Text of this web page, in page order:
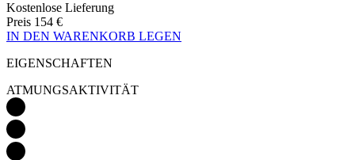
Kostenlose Lieferung
Preis 154 €
IN DEN WARENKORB LEGEN
EIGENSCHAFTEN
ATMUNGSAKTIVITÄT